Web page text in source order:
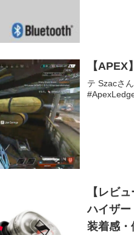
【
テ Szacさ
【レビ
ハイザー
装着感・